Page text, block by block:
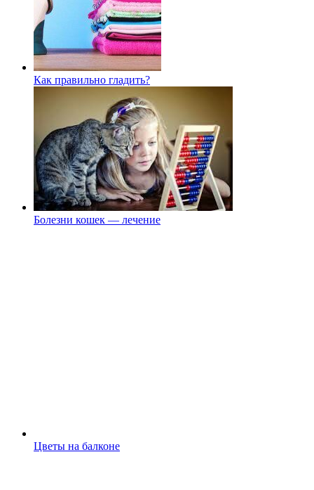
Как правильно гладить?
Болезни кошек — лечение
Цветы на балконе